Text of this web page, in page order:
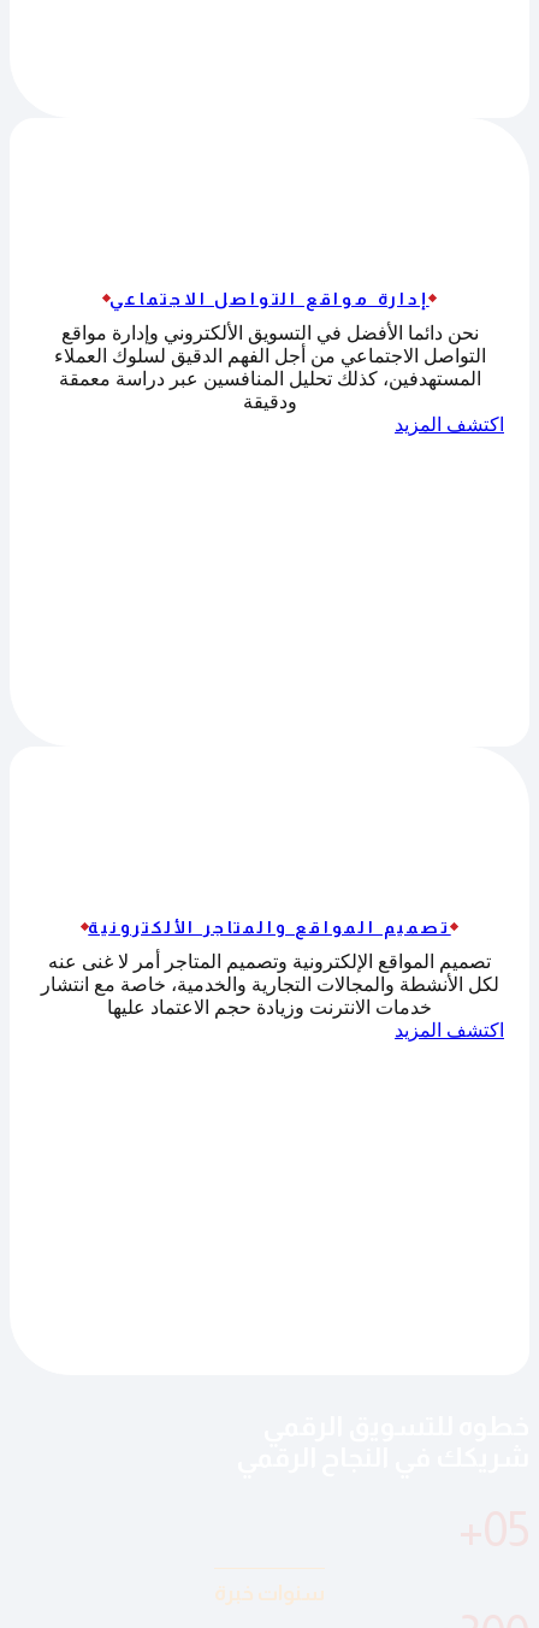
إدارة مواقع التواصل الاجتماعي
نحن دائما الأفضل في التسويق الألكتروني وإدارة مواقع
التواصل الاجتماعي من أجل الفهم الدقيق لسلوك العملاء
المستهدفين، كذلك تحليل المنافسين عبر دراسة معمقة
ودقيقة
اكتشف المزيد
تصميم المواقع والمتاجر الألكترونية
تصميم المواقع الإلكترونية وتصميم المتاجر أمر لا غنى عنه
لكل الأنشطة والمجالات التجارية والخدمية، خاصة مع انتشار
خدمات الانترنت وزيادة حجم الاعتماد عليها
اكتشف المزيد
سنوات خبرة